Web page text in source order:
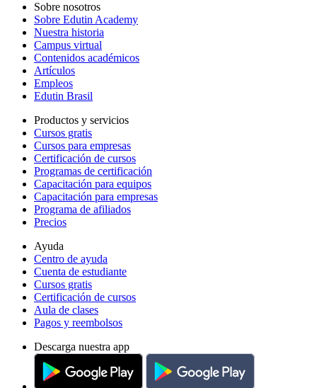
Sobre nosotros
Sobre Edutin Academy
Nuestra historia
Campus virtual
Contenidos académicos
Artículos
Empleos
Edutin Brasil
Productos y servicios
Cursos gratis
Cursos para empresas
Certificación de cursos
Programas de certificación
Capacitación para equipos
Capacitación para empresas
Programa de afiliados
Precios
Ayuda
Centro de ayuda
Cuenta de estudiante
Cursos gratis
Certificación de cursos
Aula de clases
Pagos y reembolsos
Descarga nuestra app